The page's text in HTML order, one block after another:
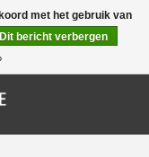
0 Artikelen - €0,00
met het gebruik van
Dit bericht verbergen